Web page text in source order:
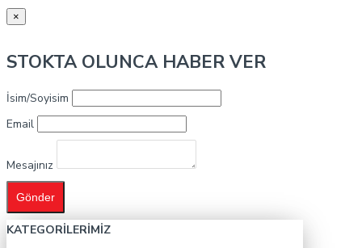
×
STOKTA OLUNCA HABER VER
İsim/Soyisim
Email
Mesajınız
Gönder
KATEGORILERIMIZ